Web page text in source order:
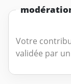
Votre
validée par